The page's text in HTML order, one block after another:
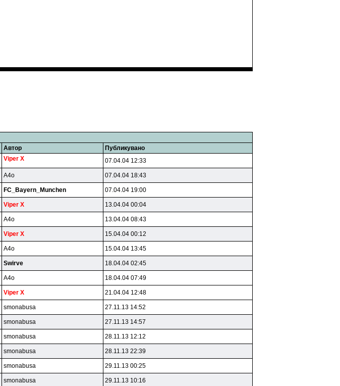
Автор Публикувано
Viper X 07.04.04 12:33
A4o 07.04.04 18:43
FC_Bayern_Munchen 07.04.04 19:00
Viper X 13.04.04 00:04
A4o 13.04.04 08:43
Viper X 15.04.04 00:12
A4o 15.04.04 13:45
Swirve 18.04.04 02:45
A4o 18.04.04 07:49
Viper X 21.04.04 12:48
smonabusa 27.11.13 14:52
smonabusa 27.11.13 14:57
smonabusa 28.11.13 12:12
smonabusa 28.11.13 22:39
smonabusa 29.11.13 00:25
smonabusa 29.11.13 10:16